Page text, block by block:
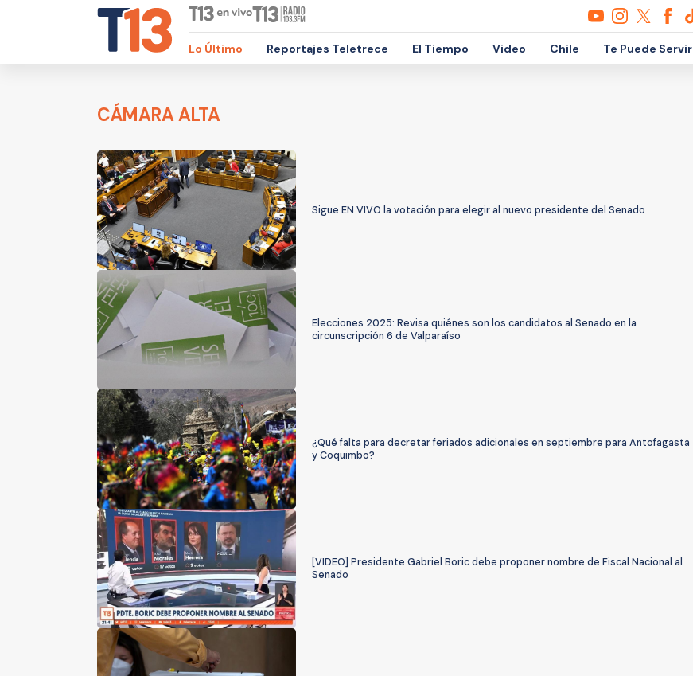
Lo Último Reportajes Teletrece El Tiempo Video Chile Te Puede Servir
CÁMARA ALTA
Sigue EN VIVO la votación para elegir al nuevo presidente del Senado
Elecciones 2025: Revisa quiénes son los candidatos al Senado en la
circunscripción 6 de Valparaíso
¿Qué falta para decretar feriados adicionales en septiembre para Antofagasta
y Coquimbo?
[VIDEO] Presidente Gabriel Boric debe proponer nombre de Fiscal Nacional al
Senado